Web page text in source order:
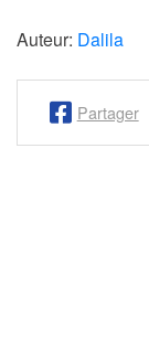
Auteur: Dalila
Partager